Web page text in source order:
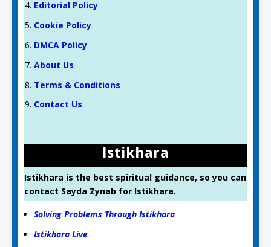
Editorial Policy
Cookie Policy
DMCA Policy
About Us
Terms & Conditions
Contact Us
Istikhara
Istikhara is the best spiritual guidance, so you can
contact Sayda Zynab for Istikhara.
Solving Problems Through Istikhara
Istikhara Live